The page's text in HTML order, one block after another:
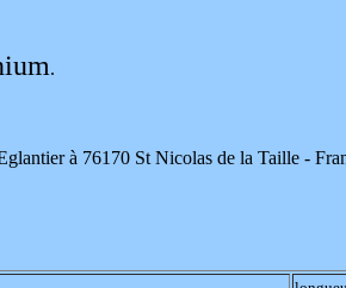
.
à 76170 St Nicolas de la Taille -